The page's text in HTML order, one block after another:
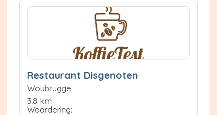
Restaurant Disgenoten
Woubrugge
3.8 km
Waardering: